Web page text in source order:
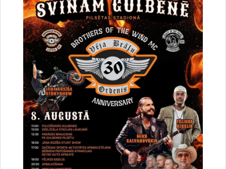
Par satiksmes organizāciju Brīvības un
Dzelzceļa ielas pārbūves darbu laikā Gulbenē
30.07.2026. Projekti
Sabiedrība
Satiksmes ierobežojumi